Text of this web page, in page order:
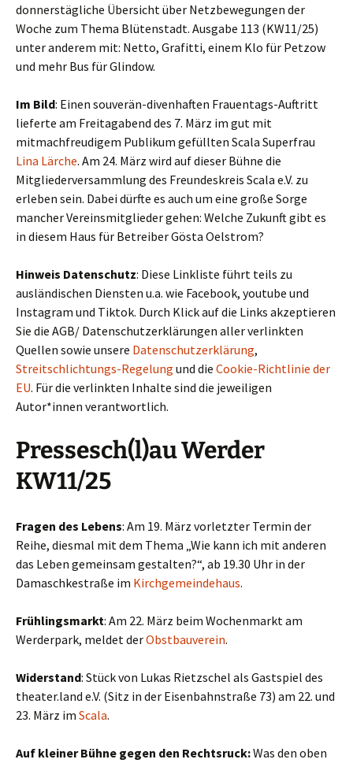
donnerstägliche Übersicht über Netzbewegungen der
Woche zum Thema Blütenstadt. Ausgabe 113 (KW11/25)
unter anderem mit: Netto, Grafitti, einem Klo für Petzow
und mehr Bus für Glindow.
Im Bild: Einen souverän-divenhaften Frauentags-Auftritt
lieferte am Freitagabend des 7. März im gut mit
mitmachfreudigem Publikum gefüllten Scala Superfrau
Lina Lärche. Am 24. März wird auf dieser Bühne die
Mitgliederversammlung des Freundeskreis Scala e.V. zu
erleben sein. Dabei dürfte es auch um eine große Sorge
mancher Vereinsmitglieder gehen: Welche Zukunft gibt es
in diesem Haus für Betreiber Gösta Oelstrom?
Hinweis Datenschutz: Diese Linkliste führt teils zu
ausländischen Diensten u.a. wie Facebook, youtube und
Instagram und Tiktok. Durch Klick auf die Links akzeptieren
Sie die AGB/ Datenschutzerklärungen aller verlinkten
Quellen sowie unsere Datenschutzerklärung,
Streitschlichtungs-Regelung und die Cookie-Richtlinie der
EU. Für die verlinkten Inhalte sind die jeweiligen
Autor*innen verantwortlich.
Pressesch(l)au Werder
KW11/25
Fragen des Lebens: Am 19. März vorletzter Termin der
Reihe, diesmal mit dem Thema „Wie kann ich mit anderen
das Leben gemeinsam gestalten?“, ab 19.30 Uhr in der
Damaschkestraße im Kirchgemeindehaus.
Frühlingsmarkt: Am 22. März beim Wochenmarkt am
Werderpark, meldet derObstbauverein.
Widerstand: Stück von Lukas Rietzschel als Gastspiel des
theater.land e.V. (Sitz in der Eisenbahnstraße 73) am 22. und
23. März im Scala.
Auf kleiner Bühne gegen den Rechtsruck:Was den oben